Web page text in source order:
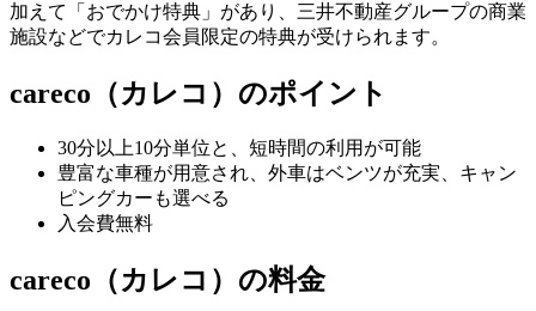
加えて「おでかけ特典」があり、三井不動産グループの商業
施設などでカレコ会員限定の特典が受けられます。
careco（カレコ）のポイント
30分以上10分単位と、短時間の利用が可能
豊富な車種が用意され、外車はベンツが充実、キャン
ピングカーも選べる
入会費無料
careco（カレコ）の料金